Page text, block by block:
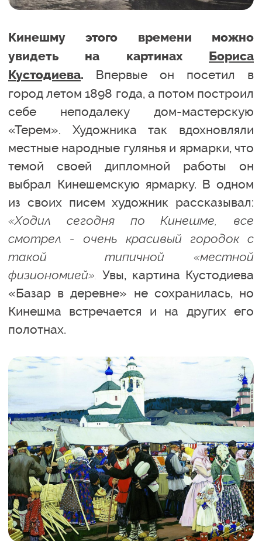
Кинешму этого времени можно
увидеть на картинах Бориса
Кустодиева. Впервые он посетил в
город летом 1898 года, а потом построил
себе неподалеку дом-мастерскую
«Терем». Художника так вдохновляли
местные народные гулянья и ярмарки, что
темой своей дипломной работы он
выбрал Кинешемскую ярмарку. В одном
из своих писем художник рассказывал:
«Ходил сегодня по Кинешме, все
смотрел - очень красивый городок с
такой типичной «местной
физиономией». Увы, картина Кустодиева
«Базар в деревне» не сохранилась, но
Кинешма встречается и на других его
полотнах.